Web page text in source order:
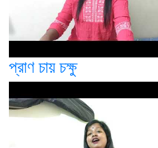
প্রাণ চায় চক্ষু